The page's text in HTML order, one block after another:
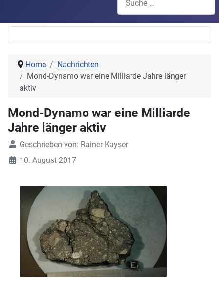
Home
Nachrichten
Mond-Dynamo war eine Milliarde Jahre länger
aktiv
Mond-Dynamo war eine Milliarde
Jahre länger aktiv
Geschrieben von: Rainer Kayser
10. August 2017